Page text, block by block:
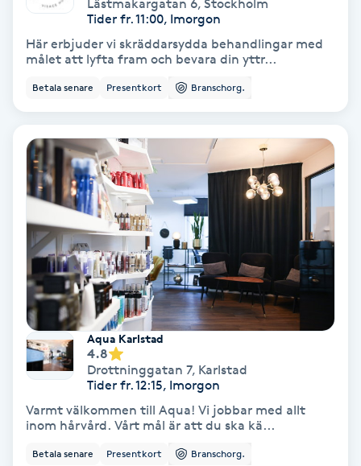
Läpptatuering
Makeup
Manikyr & Pedikyr
Massage
Medial vägledning
Medicinsk massage
Meditation
Medium
Megavolymfransar
Lästmakargatan 6, Stockholm
Tider fr. 11:00, Imorgon
Här erbjuder vi skräddarsydda behandlingar med
målet att lyfta fram och bevara din yttr...
Betala senare Presentkort Branschorg.
Aqua Karlstad
4.8
Drottninggatan 7, Karlstad
Tider fr. 12:15, Imorgon
Varmt välkommen till Aqua! Vi jobbar med allt
inom hårvård. Vårt mål är att du ska kä...
Betala senare Presentkort Branschorg.